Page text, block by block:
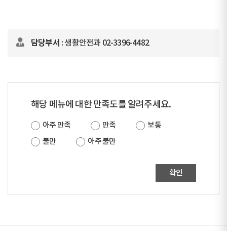
담당부서 : 생활안전과 02-3396-4482
해당 메뉴에 대한 만족도를 알려주세요.
아주 만족 만족
보통
불만
아주 불만
확인